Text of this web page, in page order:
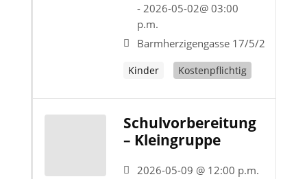
- 2026-05-02@ 03:00
p.m.
Barmherzigengasse 17/5/2
Kinder Kostenpflichtig
Schulvorbereitung
– Kleingruppe
2026-05-09 @ 12:00 p.m.